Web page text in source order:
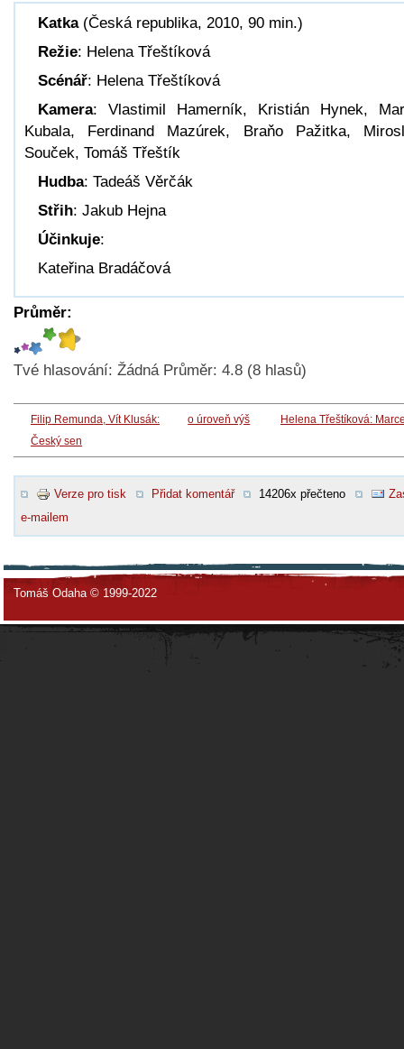
Katka(Česká republika, 2010, 90 min.)
Režie: Helena Třeštíková
Scénář: Helena Třeštíková
Kamera: Vlastimil Hamerník, Kristián Hynek,
Kubala, Ferdinand Mazúrek, Braňo Pažitka,
Souček, Tomáš Třeštík
Hudba: Tadeáš Věrčák
Střih: Jakub Hejna
Účinkuje:
Kateřina Bradáčová
Průměr:
Tvé hlasování: Žádná Průměr: 4.8 (8 hlasů)
Filip Remunda, Vít Klusák:
Český sen
o úroveň výš Helena Třeštíková:
Verze pro tisk Přidat komentář 14206x přečteno
e-mailem
Tomáš Odaha © 1999-2022